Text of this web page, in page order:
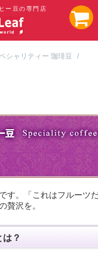
ー豆の専門店
シャリティー 珈琲豆
/
す。「これはフルーツ
贅沢を。
？